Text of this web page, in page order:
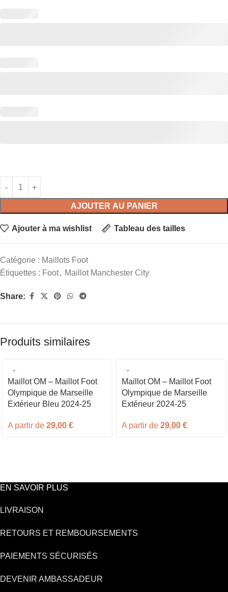
AJOUTER AU PANIER
Ajouter à ma wishlist Tableau des tailles
Catégorie : Maillots Foot
Étiquettes : Foot, Maillot Manchester City
Share:
Produits similaires
Maillot OM – Maillot Foot
Olympique de Marseille
Extérieur Bleu 2024-25
A partir de 29,00 €
Maillot OM – Maillot Foot
Olympique de Marseille
Extérieur 2024-25
A partir de 29,00 €
EN SAVOIR PLUS
LIVRAISON
RETOURS ET REMBOURSEMENTS
PAIEMENTS SÉCURISÉS
DEVENIR AMBASSADEUR